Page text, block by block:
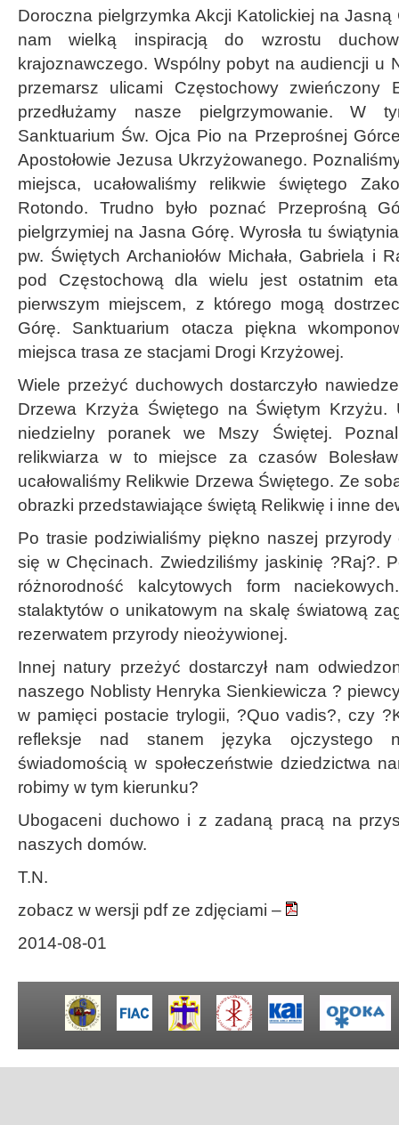
Doroczna pielgrzymka Akcji Katolickiej na
nam wielką inspiracją do wzrostu
krajoznawczego. Wspólny pobyt na audiencji u
przemarsz ulicami Częstochowy zwieńczony
przedłużamy nasze pielgrzymowanie. W
Sanktuarium Św. Ojca Pio na Przeprośnej
Apostołowie Jezusa Ukrzyżowanego.
miejsca, ucałowaliśmy relikwie świętego
Rotondo. Trudno było poznać Przeprośną
pielgrzymiej na Jasna Górę. Wyrosła tu
pw. Świętych Archaniołów Michała, Gabriela i
pod Częstochową dla wielu jest ostatnim
pierwszym miejscem, z którego mogą
Górę. Sanktuarium otacza piękna
miejsca trasa ze stacjami Drogi Krzyżowej.
Wiele przeżyć duchowych dostarczyło
Drzewa Krzyża Świętego na Świętym Krzyżu.
niedzielny poranek we Mszy Świętej.
relikwiarza w to miejsce za czasów
ucałowaliśmy Relikwie Drzewa Świętego. Ze
obrazki przedstawiające świętą Relikwię i inne
Po trasie podziwialiśmy piękno naszej przyrody
się w Chęcinach. Zwiedziliśmy jaskinię ?Raj?.
różnorodność kalcytowych form
stalaktytów o unikatowym na skalę światową
rezerwatem przyrody nieożywionej.
Innej natury przeżyć dostarczył nam
naszego Noblisty Henryka Sienkiewicza ?
w pamięci postacie trylogii, ?Quo vadis?, czy
refleksje nad stanem języka ojczystego
świadomością w społeczeństwie dziedzictwa
robimy w tym kierunku?
Ubogaceni duchowo i z zadaną pracą na
naszych domów.
T.N.
zobacz w wersji pdf ze zdjęciami –
2014-08-01